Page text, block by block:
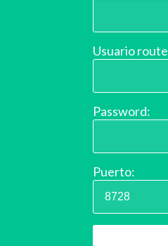
Usuario
Password:
Puerto: